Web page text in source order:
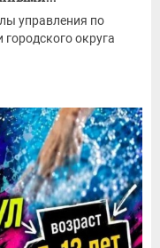
управления по
округа